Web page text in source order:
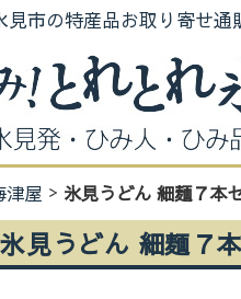
見市の特産品お取り寄せ通
津屋 氷見うどん 細麺７本
氷見うどん 細麺７